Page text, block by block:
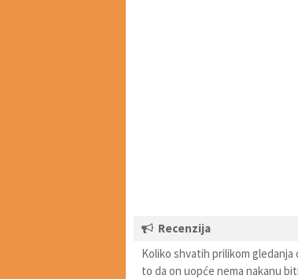
Recenzija
Koliko shvatih prilikom
to da on uopće nema nakanu